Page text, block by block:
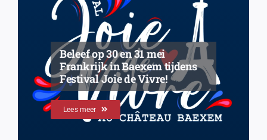
Beleef op 30 en 31 mei
Frankrijk in Baexem tijdens
Festival Joie de Vivre!
Lees meer